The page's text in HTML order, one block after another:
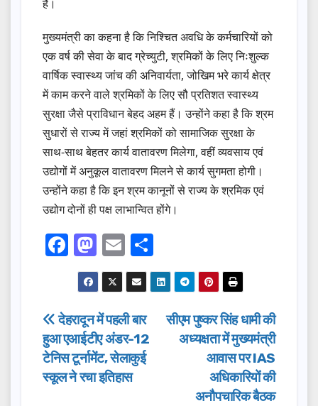
है।
मुख्यमंत्री का कहना है कि निश्चित अवधि के कर्मचारियों को
एक वर्ष की सेवा के बाद ग्रेच्युटी, श्रमिकों के लिए निःशुल्क
वार्षिक स्वास्थ्य जांच की अनिवार्यता, जोखिम भरे कार्य क्षेत्र
में काम करने वाले श्रमिकों के लिए सौ प्रतिशत स्वास्थ्य
सुरक्षा जैसे प्राविधान बेहद अहम हैं। उन्होंने कहा है कि श्रम
सुधारों से राज्य में जहां श्रमिकों को सामाजिक सुरक्षा के
साथ-साथ बेहतर कार्य वातावरण मिलेगा, वहीं व्यवसाय एवं
उद्योगों में अनुकूल वातावरण मिलने से कार्य सुगमता होगी।
उन्होंने कहा है कि इन श्रम कानूनों से राज्य के श्रमिक एवं
उद्योग दोनों ही पक्ष लाभान्वित होंगे।
F
a
c
e
b
o
o
M
a
st
o
d
o
n
E
m
ail
h
ar
e
Post
navigation
सीएम पुष्कर सिंह धामी की
अध्यक्षता में मुख्यमंत्री
आवास पर IAS
अधिकारियों की
अनौपचारिक बैठक
देहरादून में पहली बार
हुआ एआईटीए अंडर-12
टेनिस टूर्नामेंट, सेलाकुई
स्कूल ने रचा इतिहास